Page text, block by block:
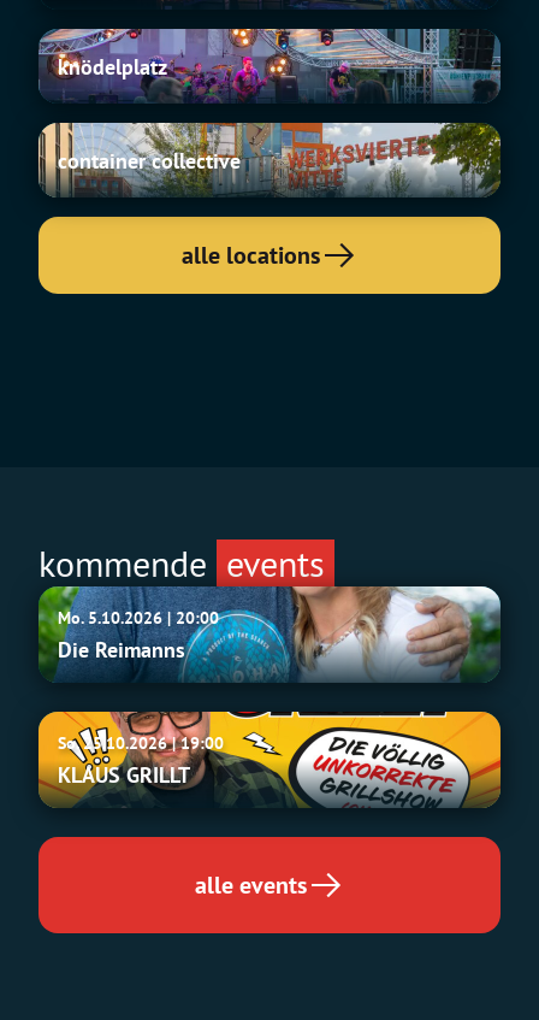
knödelplatz
knödelplatz
container
collective
container collective
alle locations
kommende events
Die
Reimanns
Mo. 5.10.2026 | 20:00
Die Reimanns
KLAUS
GRILLT
So. 25.10.2026 | 19:00
KLAUS GRILLT
alle events